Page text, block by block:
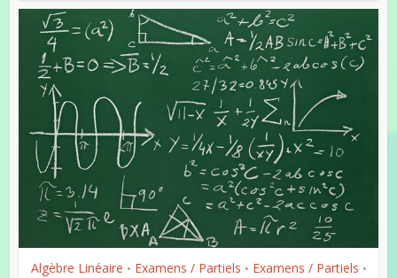
Algèbre Linéaire • Examens / Partiels • Examens / Partiels •